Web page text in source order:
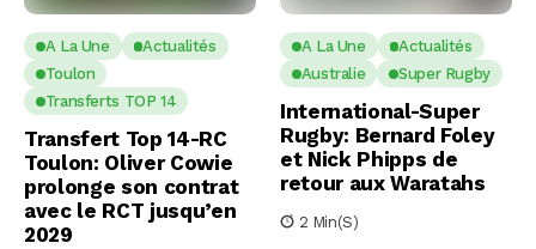
A La Une
Actualités
Toulon
Transferts TOP 14
Transfert Top 14-RC
Toulon: Oliver Cowie
prolonge son contrat
avec le RCT jusqu’en
2029
A La Une
Actualités
Australie
Super Rugby
International-Super
Rugby: Bernard Foley
et Nick Phipps de
retour aux Waratahs
2 Min(s)